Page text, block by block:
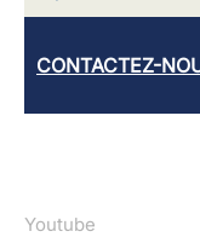
CONTACTEZ-
Youtube